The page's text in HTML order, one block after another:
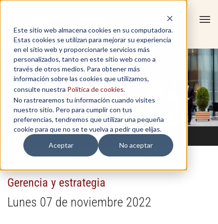
Este sitio web almacena cookies en su computadora.
Estas cookies se utilizan para mejorar su experiencia
en el sitio web y proporcionarle servicios más
personalizados, tanto en este sitio web como a
través de otros medios. Para obtener más
información sobre las cookies que utilizamos,
consulte nuestra Política de cookies.
No rastrearemos tu información cuando visites
nuestro sitio. Pero para cumplir con tus
preferencias, tendremos que utilizar una pequeña
cookie para que no se te vuelva a pedir que elijas.
Aceptar
No aceptar
Gerencia y estrategia
Lunes 07 de noviembre 2022